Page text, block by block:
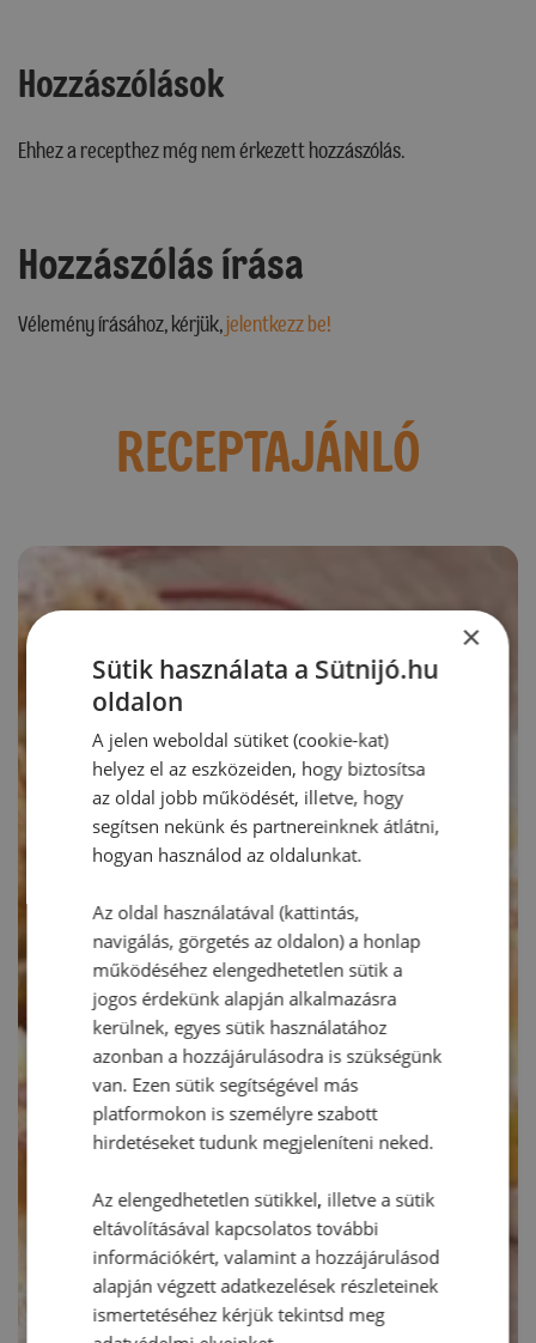
Hozzászólások
Ehhez a recepthez még nem érkezett hozzászólás.
Hozzászólás írása
Vélemény írásához, kérjük,jelentkezz be!
RECEPTAJÁNLÓ
×
Sütik használata a Sütnijó.hu
oldalon
A jelen weboldal sütiket (cookie-kat)
helyez el az eszközeiden, hogy biztosítsa
az oldal jobb működését, illetve, hogy
segítsen nekünk és partnereinknek átlátni,
hogyan használod az oldalunkat.
Az oldal használatával (kattintás,
navigálás, görgetés az oldalon) a honlap
működéséhez elengedhetetlen sütik a
jogos érdekünk alapján alkalmazásra
kerülnek, egyes sütik használatához
azonban a hozzájárulásodra is szükségünk
van. Ezen sütik segítségével más
platformokon is személyre szabott
hirdetéseket tudunk megjeleníteni neked.
Az elengedhetetlen sütikkel, illetve a sütik
eltávolításával kapcsolatos további
információkért, valamint a hozzájárulásod
alapján végzett adatkezelések részleteinek
ismertetéséhez kérjük tekintsd meg